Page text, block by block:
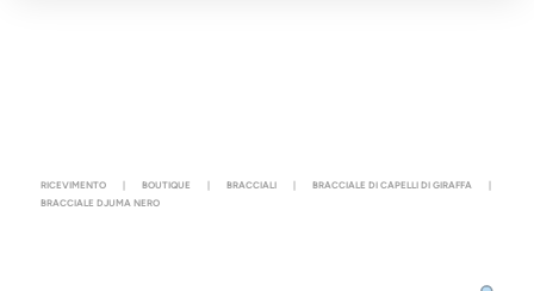
RICEVIMENTO | BOUTIQUE | BRACCIALI | BRACCIALE DI CAPELLI DI GIRAFFA
|
BRACCIALE DJUMA NERO